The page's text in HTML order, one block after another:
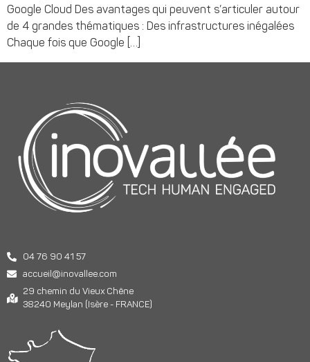
Google Cloud Des avantages qui peuvent s’articuler autour
de 4 grandes thématiques : Des infrastructures inégalées
Chaque fois que Google […]
04 76 90 41 57
accueil@inovallee.com
29 chemin du Vieux Chêne
38240 Meylan (Isère - FRANCE)